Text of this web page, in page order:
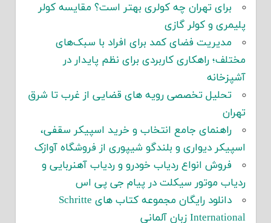
برای تهران چه کولری بهتر است؟ مقایسه کولر
پلیمری و کولر گازی
مدیریت فضای کمد برای افراد با سبک‌های
مختلف؛ راهکاری کاربردی برای نظم پایدار در
آشپزخانه
تحلیل تخصصی رویه های قضایی از غرب تا شرق
تهران
راهنمای جامع انتخاب و خرید اسپیکر سقفی،
اسپیکر دیواری و بلندگو شیپوری از فروشگاه آوازک
فروش انواع ردیاب خودرو و ردیاب آهنربایی و
ردیاب موتور سیکلت در پیام جی پی اس
دانلود رایگان مجموعه کتاب های Schritte
International زبان آلمانی